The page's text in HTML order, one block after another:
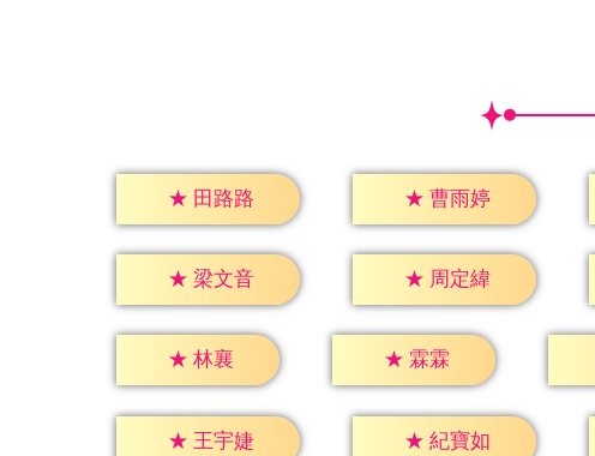
★ 田路路 ★ 曹雨婷
★ 梁文音 ★ 周定緯
★ 林襄 ★ 霖霖
★ 王宇婕 ★ 紀寶如